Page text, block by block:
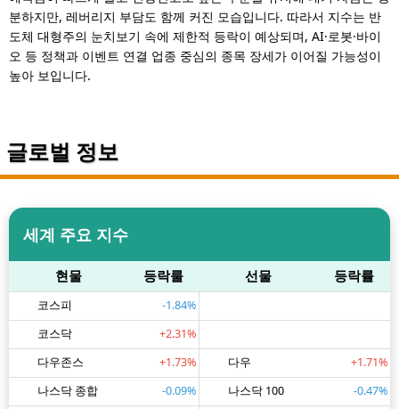
분하지만, 레버리지 부담도 함께 커진 모습입니다. 따라서 지수는 반
도체 대형주의 눈치보기 속에 제한적 등락이 예상되며, AI·로봇·바이
오 등 정책과 이벤트 연결 업종 중심의 종목 장세가 이어질 가능성이
높아 보입니다.
글로벌 정보
세계 주요 지수
현물 등락룰 선물 등락률
코스피
-1.84%
코스닥
+2.31%
다우존스
+1.73% 다우
+1.71%
나스닥 종합
-0.09% 나스닥 100
-0.47%